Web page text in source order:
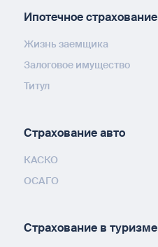
Ипотечное страхование
Жизнь заемщика
Залоговое имущество
Титул
Страхование авто
КАСКО
ОСАГО
Страхование в туризме